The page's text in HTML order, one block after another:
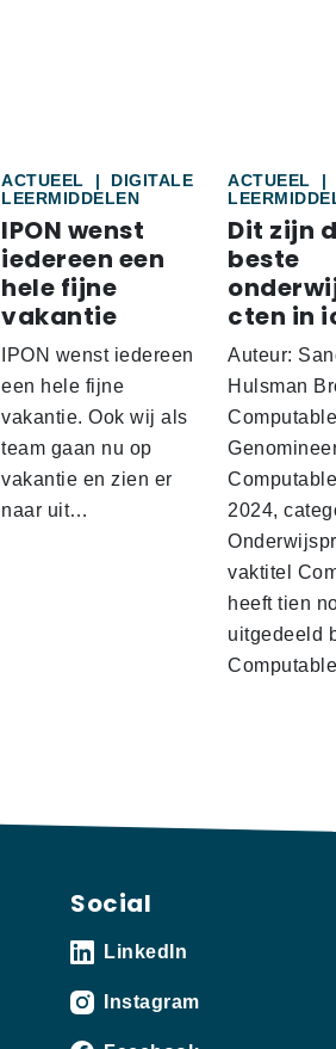
ACTUEEL |
DIGITALE
LEERMIDDELEN
IPON wenst
iedereen een
hele fijne
vakantie
IPON wenst iedereen
een hele fijne
vakantie. Ook wij als
team gaan nu op
vakantie en zien er
naar uit…
ACTUEEL
|
Dit zijn
beste
cten in
Auteur:
Hulsman
Computable
2024,
vaktitel
heeft tien
uitgedeeld
Social
LinkedIn
Instagram